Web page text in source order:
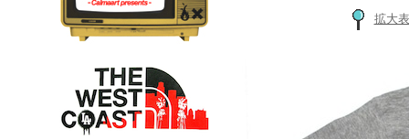
拡大